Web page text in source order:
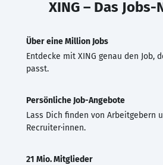
XING – Das
Über eine Million Jobs
Entdecke mit XING genau den Job,
passt.
Persönliche Job-Angebote
Lass Dich finden von Arbeitgebern
Recruiter·innen.
21 Mio. Mitglieder